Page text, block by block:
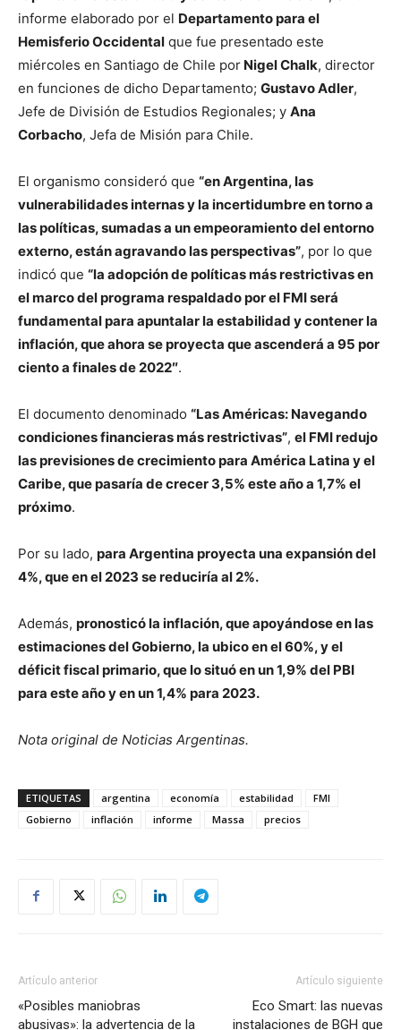
informe elaborado por el Departamento para el
Hemisferio Occidental que fue presentado este
miércoles en Santiago de Chile por Nigel Chalk, director
en funciones de dicho Departamento; Gustavo Adler,
Jefe de División de Estudios Regionales; y Ana
Corbacho, Jefa de Misión para Chile.
El organismo consideró que “en Argentina, las
vulnerabilidades internas y la incertidumbre en torno a
las políticas, sumadas a un empeoramiento del entorno
externo, están agravando las perspectivas”, por lo que
indicó que “la adopción de políticas más restrictivas en
el marco del programa respaldado por el FMI será
fundamental para apuntalar la estabilidad y contener la
inflación, que ahora se proyecta que ascenderá a 95 por
ciento a finales de 2022″.
El documento denominado “Las Américas: Navegando
condiciones financieras más restrictivas”, el FMI redujo
las previsiones de crecimiento para América Latina y el
Caribe, que pasaría de crecer 3,5% este año a 1,7% el
próximo.
Por su lado, para Argentina proyecta una expansión del
4%, que en el 2023 se reduciría al 2%.
Además, pronosticó la inflación, que apoyándose en las
estimaciones del Gobierno, la ubico en el 60%, y el
déficit fiscal primario, que lo situó en un 1,9% del PBI
para este año y en un 1,4% para 2023.
Nota original de Noticias Argentinas.
ETIQUETAS argentina economía estabilidad
FMI
Gobierno
inflación informe Massa precios
Artículo anterior
«Posibles maniobras
abusivas»: la advertencia de la
Artículo siguiente
Eco Smart: las nuevas
instalaciones de BGH que